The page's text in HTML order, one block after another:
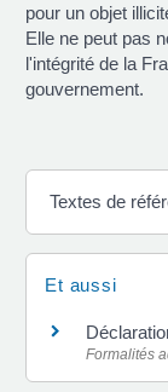
pour un objet
Elle ne peut pas
l'intégrité de la
gouvernement.
Textes de
Et aussi
Formalités